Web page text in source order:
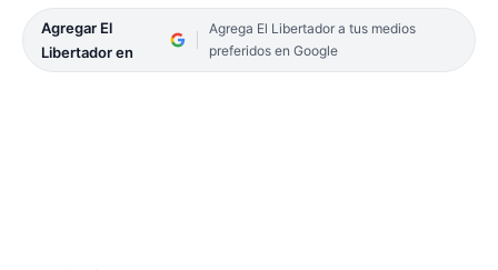
Agregar El
Libertador en
Agrega El Libertador a tus medios
preferidos en Google